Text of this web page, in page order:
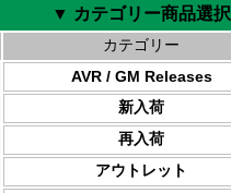
▼ カテゴリー商品選択
カテゴリー
AVR / GM Releases
新入荷
再入荷
アウトレット